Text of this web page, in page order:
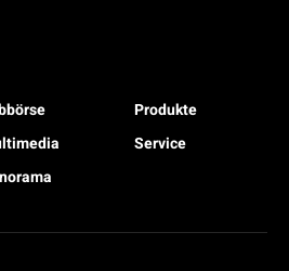
Produkte
Service